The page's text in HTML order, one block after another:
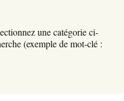
une catégorie ci-
(exemple de mot-clé :